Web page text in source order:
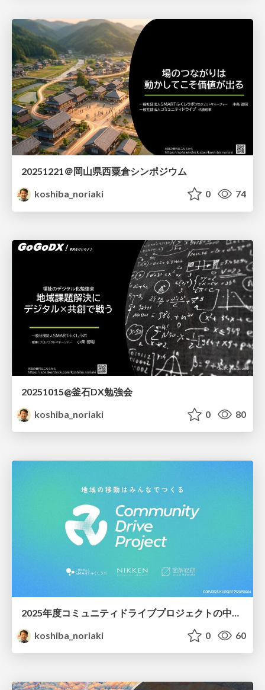
20251221＠岡山県西粟倉シンポジウム
koshiba_noriaki
0 74
20251015@釜石DX勉強会
koshiba_noriaki
0 80
koshiba_noriaki
0 60